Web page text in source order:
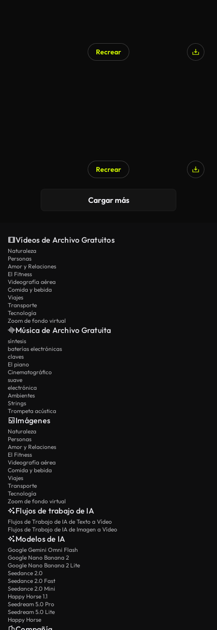
Recrear
Recrear
Cargar más
Vídeos de Archivo Gratuitos
Naturaleza
Personas
Amor y Relaciones
El Fitness
Videografía aérea
Comida y bebida
Viajes
Transporte
Tecnología
Zoom de fondo virtual
Música de Archivo Gratuita
síntesis
baterías electrónicas
claves
El piano
Cinematográfico
suave
electrónica
Ambientes
Strings
Trompeta acústica
Imágenes
Naturaleza
Personas
Amor y Relaciones
El Fitness
Videografía aérea
Comida y bebida
Viajes
Transporte
Tecnología
Zoom de fondo virtual
Flujos de trabajo de IA
Flujos de Trabajo de IA de Texto a Vídeo
Flujos de Trabajo de IA de Imagen a Vídeo
Modelos de IA
Google Gemini Omni Flash
Google Nano Banana 2
Google Nano Banana 2 Lite
Seedance 2.0
Seedance 2.0 Fast
Seedance 2.0 Mini
Happy Horse 1.1
Seedream 5.0 Pro
Seedream 5.0 Lite
Happy Horse